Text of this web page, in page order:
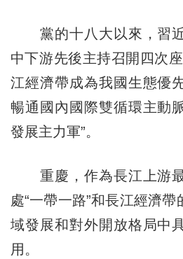
黨的十八大以來，習近
中下游先後主持召開四次
江經濟帶成為我國生態優
暢通國內國際雙循環主動
發展主力軍”。
重慶，作為長江上游最
處“一帶一路”和長江經濟
域發展和對外開放格局中
用。